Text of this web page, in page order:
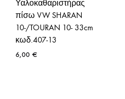
Υαλοκαθαριστήρας
πίσω VW SHARAN
10-/TOURAN 10- 33cm
κωδ.407-13
6,00 €